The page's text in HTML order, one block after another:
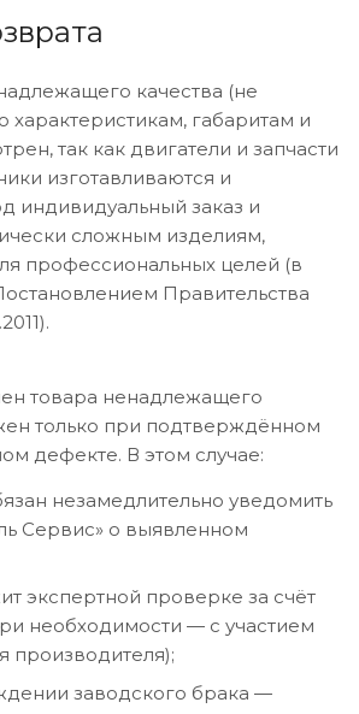
качества (не
габаритам и
так как двигатели и запчасти
изготавливаются и
индивидуальный заказ и
сложным изделиям,
профессиональных целей (в
Правительства
товара ненадлежащего
только при подтверждённом
дефекте. В этом случае:
незамедлительно уведомить
Сервис» о выявленном
экспертной проверке за счёт
необходимости — с участием
производителя);
заводского брака —